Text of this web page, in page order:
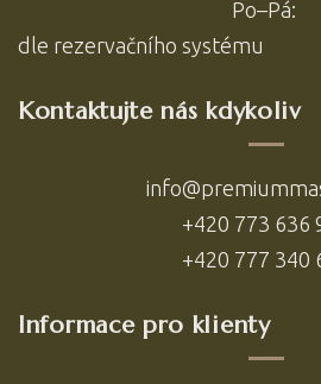
Po–Pá:
dle rezervačního systému
Kontaktujte nás kdykoliv
+420 773 636
+420 777 340
Informace pro klienty